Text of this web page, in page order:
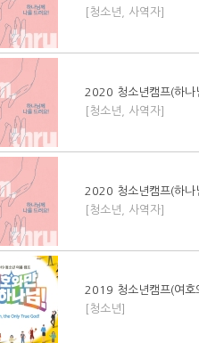
[청소년, 사역자]
2020 청소년캠프(하
[청소년, 사역자]
2020 청소년캠프(하
[청소년, 사역자]
2019 청소년캠프(여
[청소년]